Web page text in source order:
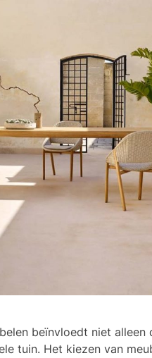
beïnvloedt niet
tuin. Het kiezen van